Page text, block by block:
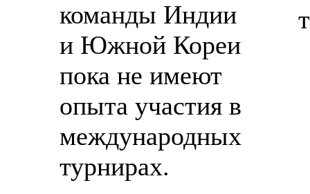
команды Индии
и Южной Кореи
пока не имеют
опыта участия в
международных
турнирах.